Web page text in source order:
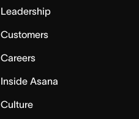
Leadership
Customers
Careers
Inside Asana
Culture